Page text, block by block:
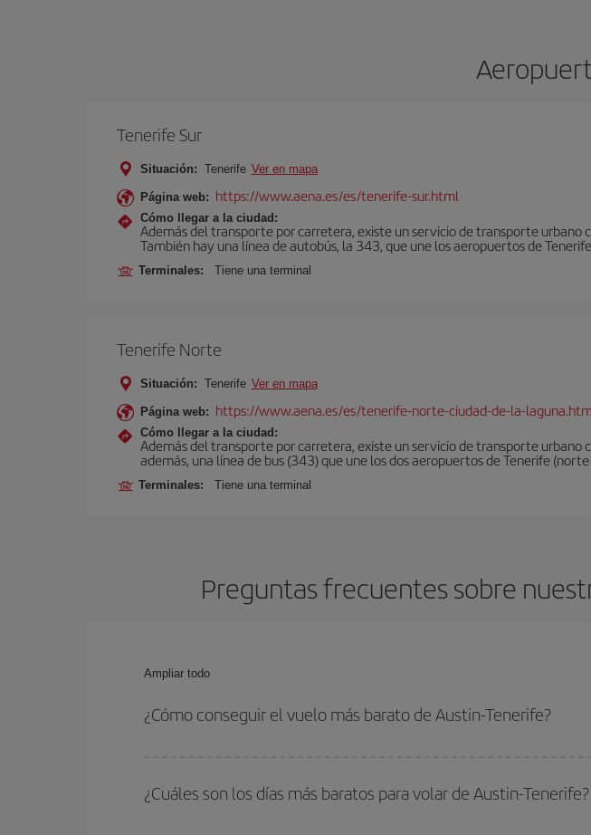
Tenerife Sur
Situación: Tenerife Ver en mapa
Página web: https://www.aena.es/es/tenerife-sur.html
Cómo llegar a la ciudad:
Además del transporte por carretera, existe un servicio de transporte
También hay una línea de autobús, la 343, que une los aeropuertos de
Terminales: Tiene una terminal
Tenerife Norte
Situación: Tenerife Ver en mapa
Página web: https://www.aena.es/es/tenerife-norte-ciudad-de-la-
Cómo llegar a la ciudad:
Además del transporte por carretera, existe un servicio de transporte
además, una línea de bus (343) que une los dos aeropuertos de Tenerife
Terminales: Tiene una terminal
Preguntas frecuentes sobre
Ampliar todo
¿Cómo conseguir el vuelo más barato de Austin-Tenerife?
fechas y horarios de ida y vuelta.
¿Cuáles son los días más baratos para volar de Austin-Tenerife?